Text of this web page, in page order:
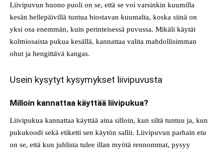
Liivipuvun huono puoli on se, että se voi varsinkin kuumilla
kesän hellepäivillä tuntua hiostavan kuumalta, koska siinä on
yksi osa enemmän, kuin perinteisessä puvussa. Mikäli käytät
kolmiosaista pukua kesällä, kannattaa valita mahdollisimman
ohut ja hengittävä kangas.
Usein kysytyt kysymykset liivipuvusta
Milloin kannattaa käyttää liivipukua?
Liivipukua kannattaa käyttää aina silloin, kun siltä tuntuu ja, kun
pukukoodi sekä etiketti sen käytön sallii. Liivipuvun parhain etu
on se, että kun juhlista tulee illan myötä rennommat, pysyy